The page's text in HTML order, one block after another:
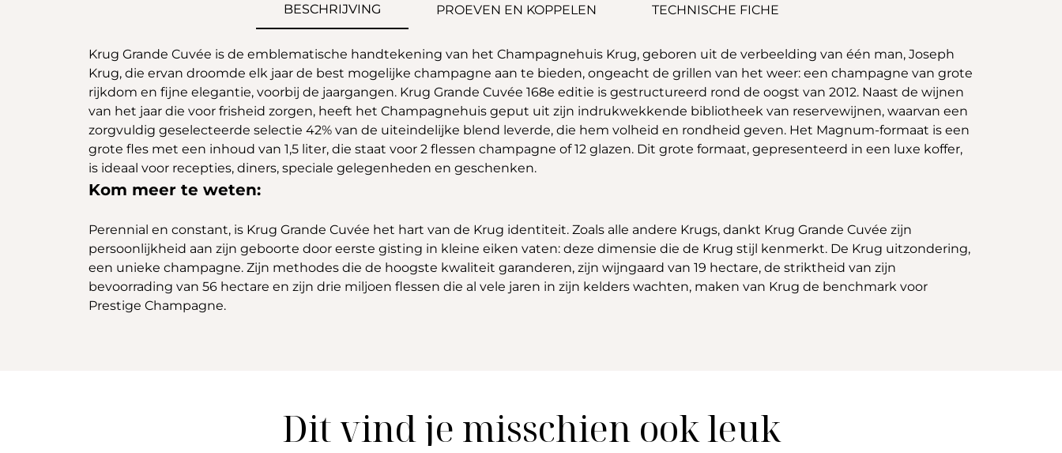
BESCHRIJVING PROEVEN EN KOPPELEN TECHNISCHE FICHE
Krug Grande Cuvée is de emblematische handtekening van het Champagnehuis Krug, geboren uit de verbeelding van één man, Joseph
Krug, die ervan droomde elk jaar de best mogelijke champagne aan te bieden, ongeacht de grillen van het weer: een champagne van grote
rijkdom en fijne elegantie, voorbij de jaargangen. Krug Grande Cuvée 168e editie is gestructureerd rond de oogst van 2012. Naast de wijnen
van het jaar die voor frisheid zorgen, heeft het Champagnehuis geput uit zijn indrukwekkende bibliotheek van reservewijnen, waarvan een
zorgvuldig geselecteerde selectie 42% van de uiteindelijke blend leverde, die hem volheid en rondheid geven. Het Magnum-formaat is een
grote fles met een inhoud van 1,5 liter, die staat voor 2 flessen champagne of 12 glazen. Dit grote formaat, gepresenteerd in een luxe koffer,
is ideaal voor recepties, diners, speciale gelegenheden en geschenken.
Kom meer te weten:
Perennial en constant, is Krug Grande Cuvée het hart van de Krug identiteit. Zoals alle andere Krugs, dankt Krug Grande Cuvée zijn
persoonlijkheid aan zijn geboorte door eerste gisting in kleine eiken vaten: deze dimensie die de Krug stijl kenmerkt. De Krug uitzondering,
een unieke champagne. Zijn methodes die de hoogste kwaliteit garanderen, zijn wijngaard van 19 hectare, de striktheid van zijn
bevoorrading van 56 hectare en zijn drie miljoen flessen die al vele jaren in zijn kelders wachten, maken van Krug de benchmark voor
Prestige Champagne.
Dit vind je misschien ook leuk